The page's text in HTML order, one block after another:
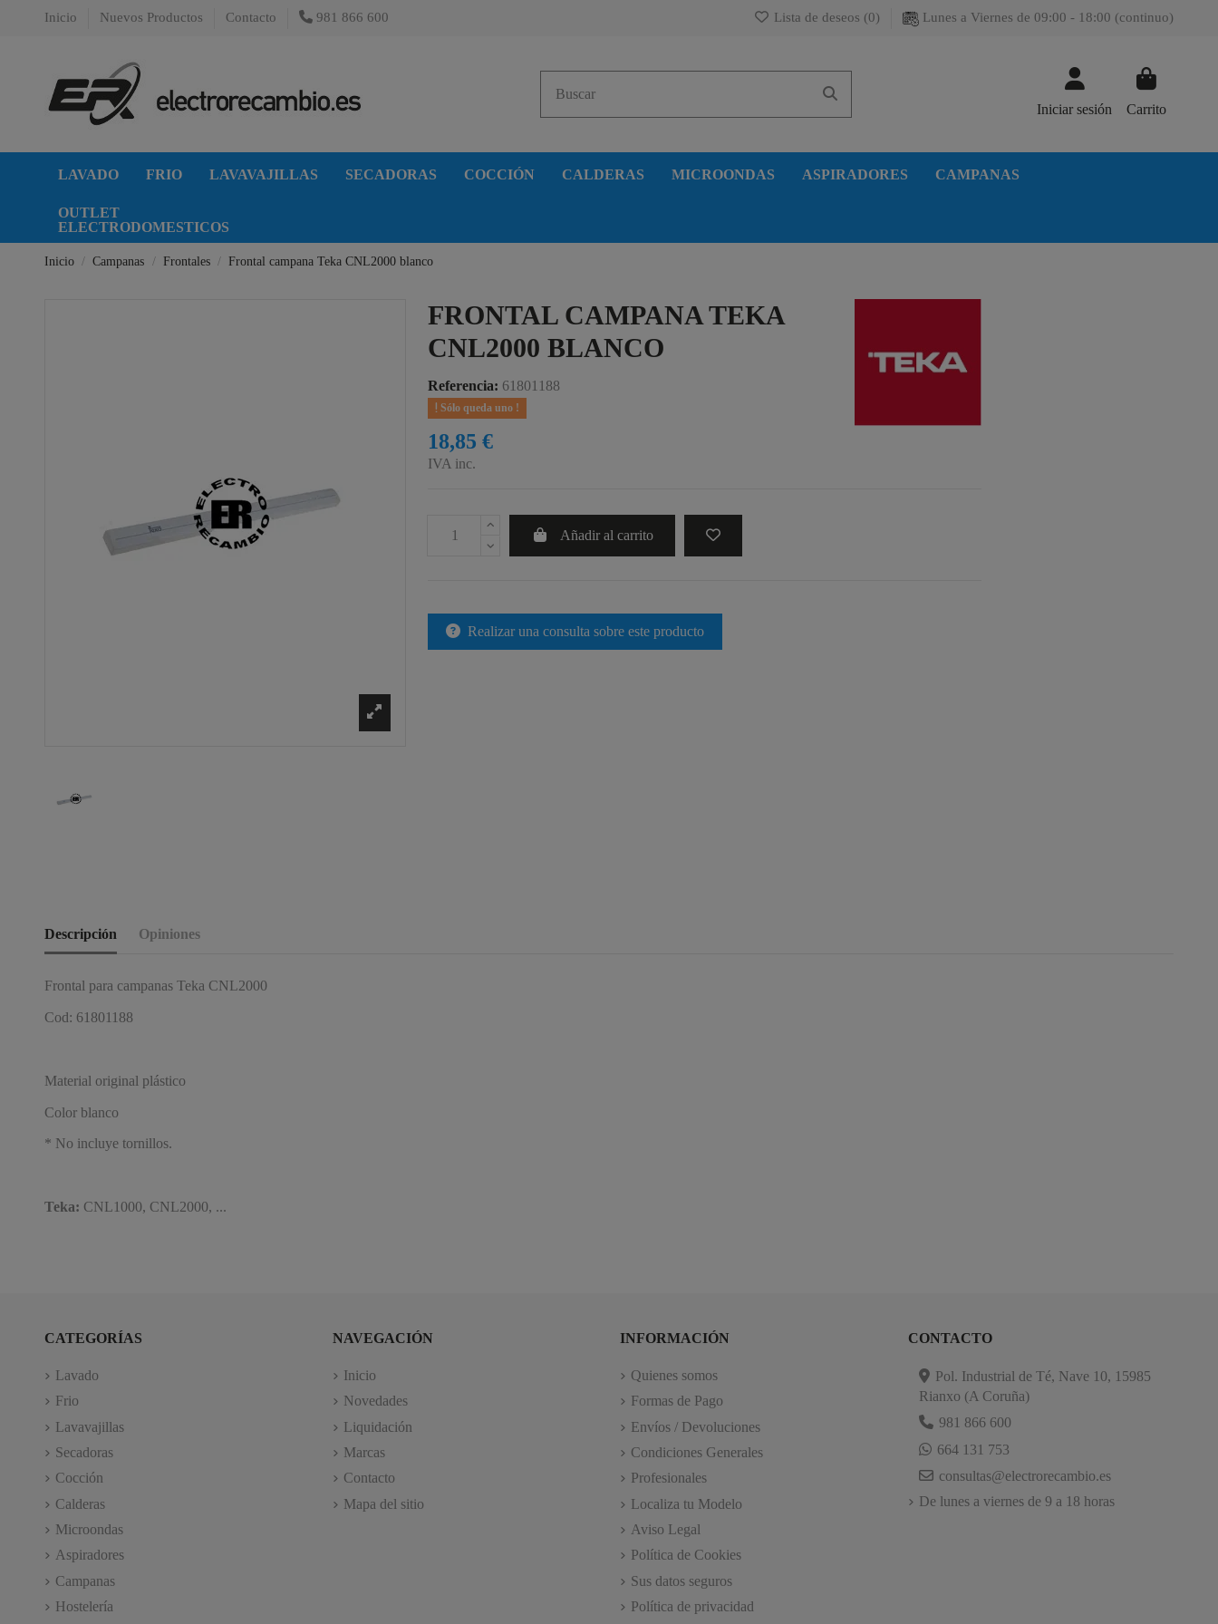
Inicio Nuevos Productos Contacto 981 866 600 Lista de deseos (0) Lunes a Viernes de 09:00 - 18:00 (continuo)
Iniciar sesión Carrito
LAVADO FRIO LAVAVAJILLAS SECADORAS COCCIÓN CALDERAS MICROONDAS ASPIRADORES CAMPANAS
OUTLET
ELECTRODOMESTICOS
Inicio Campanas Frontales Frontal campana Teka CNL2000 blanco
FRONTAL CAMPANA TEKA
CNL2000 BLANCO
Referencia: 61801188
Sólo queda uno !
18,85 €
IVA inc.
Añadir al carrito
Realizar una consulta sobre este producto
Descripción Opiniones
Frontal para campanas Teka CNL2000
Cod: 61801188
Material original plástico
Color blanco
* No incluye tornillos.
Teka: CNL1000, CNL2000, ...
CATEGORÍAS
Lavado
Frio
Lavavajillas
Secadoras
Cocción
Calderas
Microondas
Aspiradores
Campanas
Hostelería
NAVEGACIÓN
Inicio
Novedades
Liquidación
Marcas
Contacto
Mapa del sitio
INFORMACIÓN
Quienes somos
Formas de Pago
Envíos / Devoluciones
Condiciones Generales
Profesionales
Localiza tu Modelo
Aviso Legal
Política de Cookies
Sus datos seguros
Política de privacidad
CONTACTO
Pol. Industrial de Té, Nave 10, 15985
Rianxo (A Coruña)
981 866 600
664 131 753
consultas@electrorecambio.es
De lunes a viernes de 9 a 18 horas